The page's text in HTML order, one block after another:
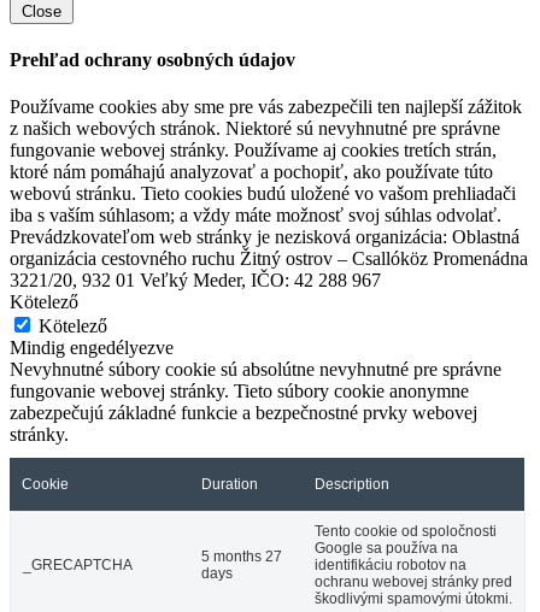
Dióspatony, Február 01
Gyerekprogramok
Kis Esti Zene
Somorja, Július 17
FesztiválKoncert
Thermalpark Dunaszerdahely
Close
Prehľad ochrany osobných údajov
Používame cookies aby sme pre vás zabezpečili ten najlepší zážitok
z našich webových stránok. Niektoré sú nevyhnutné pre správne
fungovanie webovej stránky. Používame aj cookies tretích strán,
ktoré nám pomáhajú analyzovať a pochopiť, ako používate túto
webovú stránku. Tieto cookies budú uložené vo vašom prehliadači
iba s vaším súhlasom; a vždy máte možnosť svoj súhlas odvolať.
Prevádzkovateľom web stránky je nezisková organizácia: Oblastná
organizácia cestovného ruchu Žitný ostrov – Csallóköz Promenádna
3221/20, 932 01 Veľký Meder, IČO: 42 288 967
Kötelező
Kötelező
Mindig engedélyezve
Nevyhnutné súbory cookie sú absolútne nevyhnutné pre správne
fungovanie webovej stránky. Tieto súbory cookie anonymne
zabezpečujú základné funkcie a bezpečnostné prvky webovej
stránky.
Cookie Duration Description
_GRECAPTCHA
5 months 27
days
Tento cookie od spoločnosti
Google sa používa na
identifikáciu robotov na
ochranu webovej stránky pred
škodlivými spamovými útokmi.